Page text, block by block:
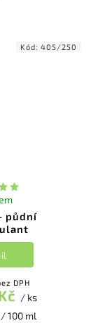
půdní
DPH
/ ks
/ 100 ml
Kód:405/250